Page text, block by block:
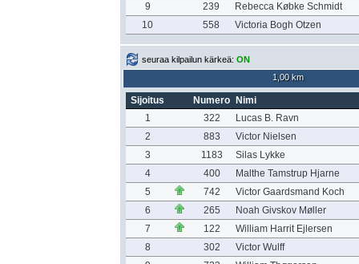
9
239
Rebecca Købke Schmidt
10
558 Victoria Bogh Otzen
seuraa kilpailun kärkeä: ON
1,00 km
Sijoitus Numero
Nimi
1
322
Lucas B. Ravn
2
883
Victor Nielsen
3
1183
Silas Lykke
4
400
Malthe Tamstrup Hjarne
5
742
Victor Gaardsmand Koch
6
265
Noah Givskov Møller
7
122
William Harrit Ejlersen
8
302
Victor Wulff